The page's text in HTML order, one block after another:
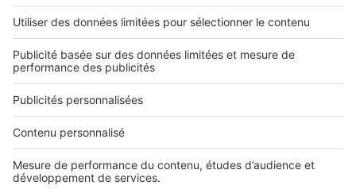
L'ENTREPRISE
Qui sommes-nous ?
Nous contacter
Nous recrutons
NOS APPLICATIONS
Découvrez nos applications